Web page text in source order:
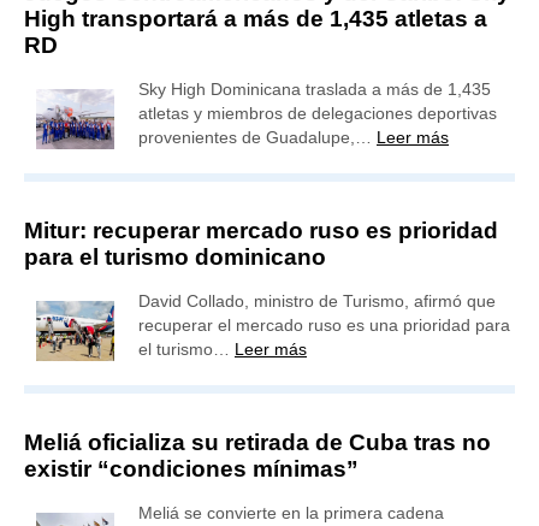
High transportará a más de 1,435 atletas a
RD
Sky High Dominicana traslada a más de 1,435
atletas y miembros de delegaciones deportivas
provenientes de Guadalupe,… Leer más
Mitur: recuperar mercado ruso es prioridad
para el turismo dominicano
David Collado, ministro de Turismo, afirmó que
recuperar el mercado ruso es una prioridad para
el turismo… Leer más
Meliá oficializa su retirada de Cuba tras no
existir “condiciones mínimas”
Meliá se convierte en la primera cadena